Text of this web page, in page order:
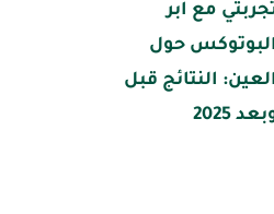
مع ابر
البوتوكس حول
العين: النتائج قبل
2025